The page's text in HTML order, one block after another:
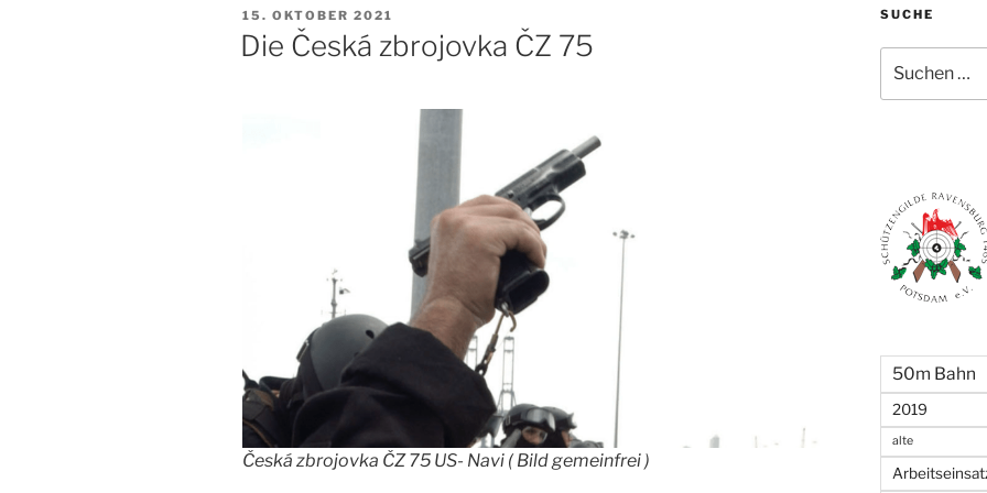
VERÖFFENTLICHT
AM
15. OKTOBER 2021
Die Česká zbrojovka ČZ 75
Česká zbrojovka ČZ 75 US- Navi ( Bild gemeinfrei )
SUCHE
nach:
50m Bahn
2019
alte